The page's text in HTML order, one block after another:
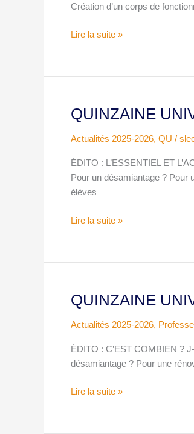
Création d’un corps de
:
rendu
juillet
Lire la suite »
QUINZAINE
Actualités 2025-2026, QU /
ÉDITO : L’ESSENTIEL ET
Pour un désamiantage ? Pour
élèves
QUINZAINE
UNIVERSITAIRE
n°1515
Lire la suite »
QUINZAINE
Actualités 2025-2026,
ÉDITO : C’EST COMBIEN ?
désamiantage ? Pour une
QUINZAINE
UNIVERSITAIRE
n°1515
école
Lire la suite »